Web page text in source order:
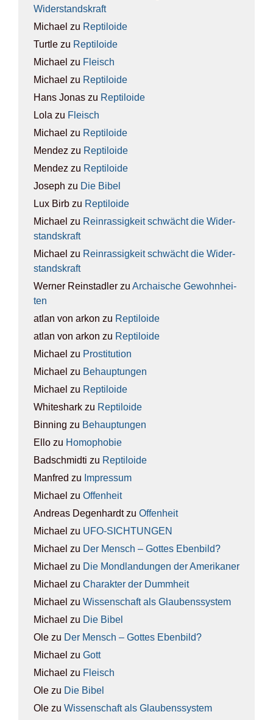
Wider­stands­kraft
Michael zu Rep­ti­lo­ide
Turtle zu Rep­ti­lo­ide
Michael zu Fleisch
Michael zu Rep­ti­lo­ide
Hans Jonas zu Rep­ti­lo­ide
Lola zu Fleisch
Michael zu Rep­ti­lo­ide
Mendez zu Rep­ti­lo­ide
Mendez zu Rep­ti­lo­ide
Joseph zu Die Bibel
Lux Birb zu Rep­ti­lo­ide
Michael zu Rein­ras­sig­keit schwächt die Wider­
stands­kraft
Michael zu Rein­ras­sig­keit schwächt die Wider­
stands­kraft
Werner Reinstadler zu Archai­sche Gewohn­hei­
ten
atlan von arkon zu Rep­ti­lo­ide
atlan von arkon zu Rep­ti­lo­ide
Michael zu Pro­sti­tu­ti­on
Michael zu Behaup­tun­gen
Michael zu Rep­ti­lo­ide
Whiteshark zu Rep­ti­lo­ide
Binning zu Behaup­tun­gen
Ello zu Homo­pho­bie
Badschmidti zu Rep­ti­lo­ide
Manfred zu Impres­sum
Michael zu Offen­heit
Andreas Degenhardtzu Offen­heit
Michael zu UFO-SICH­TUN­GEN
Michael zu Der Mensch – Got­tes Eben­bild?
Michael zu Die Mond­lan­dun­gen der Ame­ri­ka­ner
Michael zu Cha­rak­ter der Dumm­heit
Michael zu Wis­sen­schaft als Glau­bens­sys­tem
Michael zu Die Bibel
Ole zu Der Mensch – Got­tes Eben­bild?
Michael zu Gott
Michael zu Fleisch
Ole zu Die Bibel
Ole zu Wis­sen­schaft als Glau­bens­sys­tem